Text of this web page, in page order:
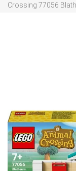
Crossing 77056